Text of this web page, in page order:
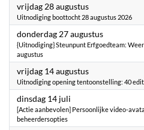
vrijdag 28 augustus2026
Uitnodiging boottocht 28 augustus 2026
donderdag 27 augustus2026
{Uitnodiging} Steunpunt Erfgoedteam:
augustus
vrijdag 14 augustus2026
Uitnodiging opening tentoonstelling: 40
dinsdag 14 juli
[Actie aanbevolen] Persoonlijke video-
beheerdersopties